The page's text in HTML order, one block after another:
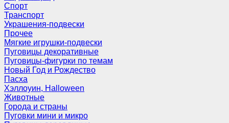
Спорт
Транспорт
Украшения-подвески
Прочее
Мягкие игрушки-подвески
Пуговицы декоративные
Пуговицы-фигурки по темам
Новый Год и Рождество
Пасха
Хэллоуин, Halloween
Животные
Города и страны
Пуговки мини и микро